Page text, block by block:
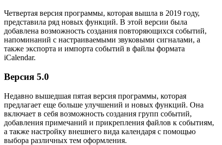
Четвертая версия программы, которая вышла в 2019 году,
представила ряд новых функций. В этой версии была
добавлена возможность создания повторяющихся событий,
напоминаний с настраиваемыми звуковыми сигналами, а
также экспорта и импорта событий в файлы формата
iCalendar.
Версия 5.0
Недавно вышедшая пятая версия программы, которая
предлагает еще больше улучшений и новых функций. Она
включает в себя возможность создания групп событий,
добавления примечаний и прикрепления файлов к событиям,
а также настройку внешнего вида календаря с помощью
выбора различных тем оформления.